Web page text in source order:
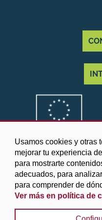
Usamos cookies y otras
mejorar tu experiencia
para mostrarte
adecuados, para
para comprender de
Ver más en política de
©2025